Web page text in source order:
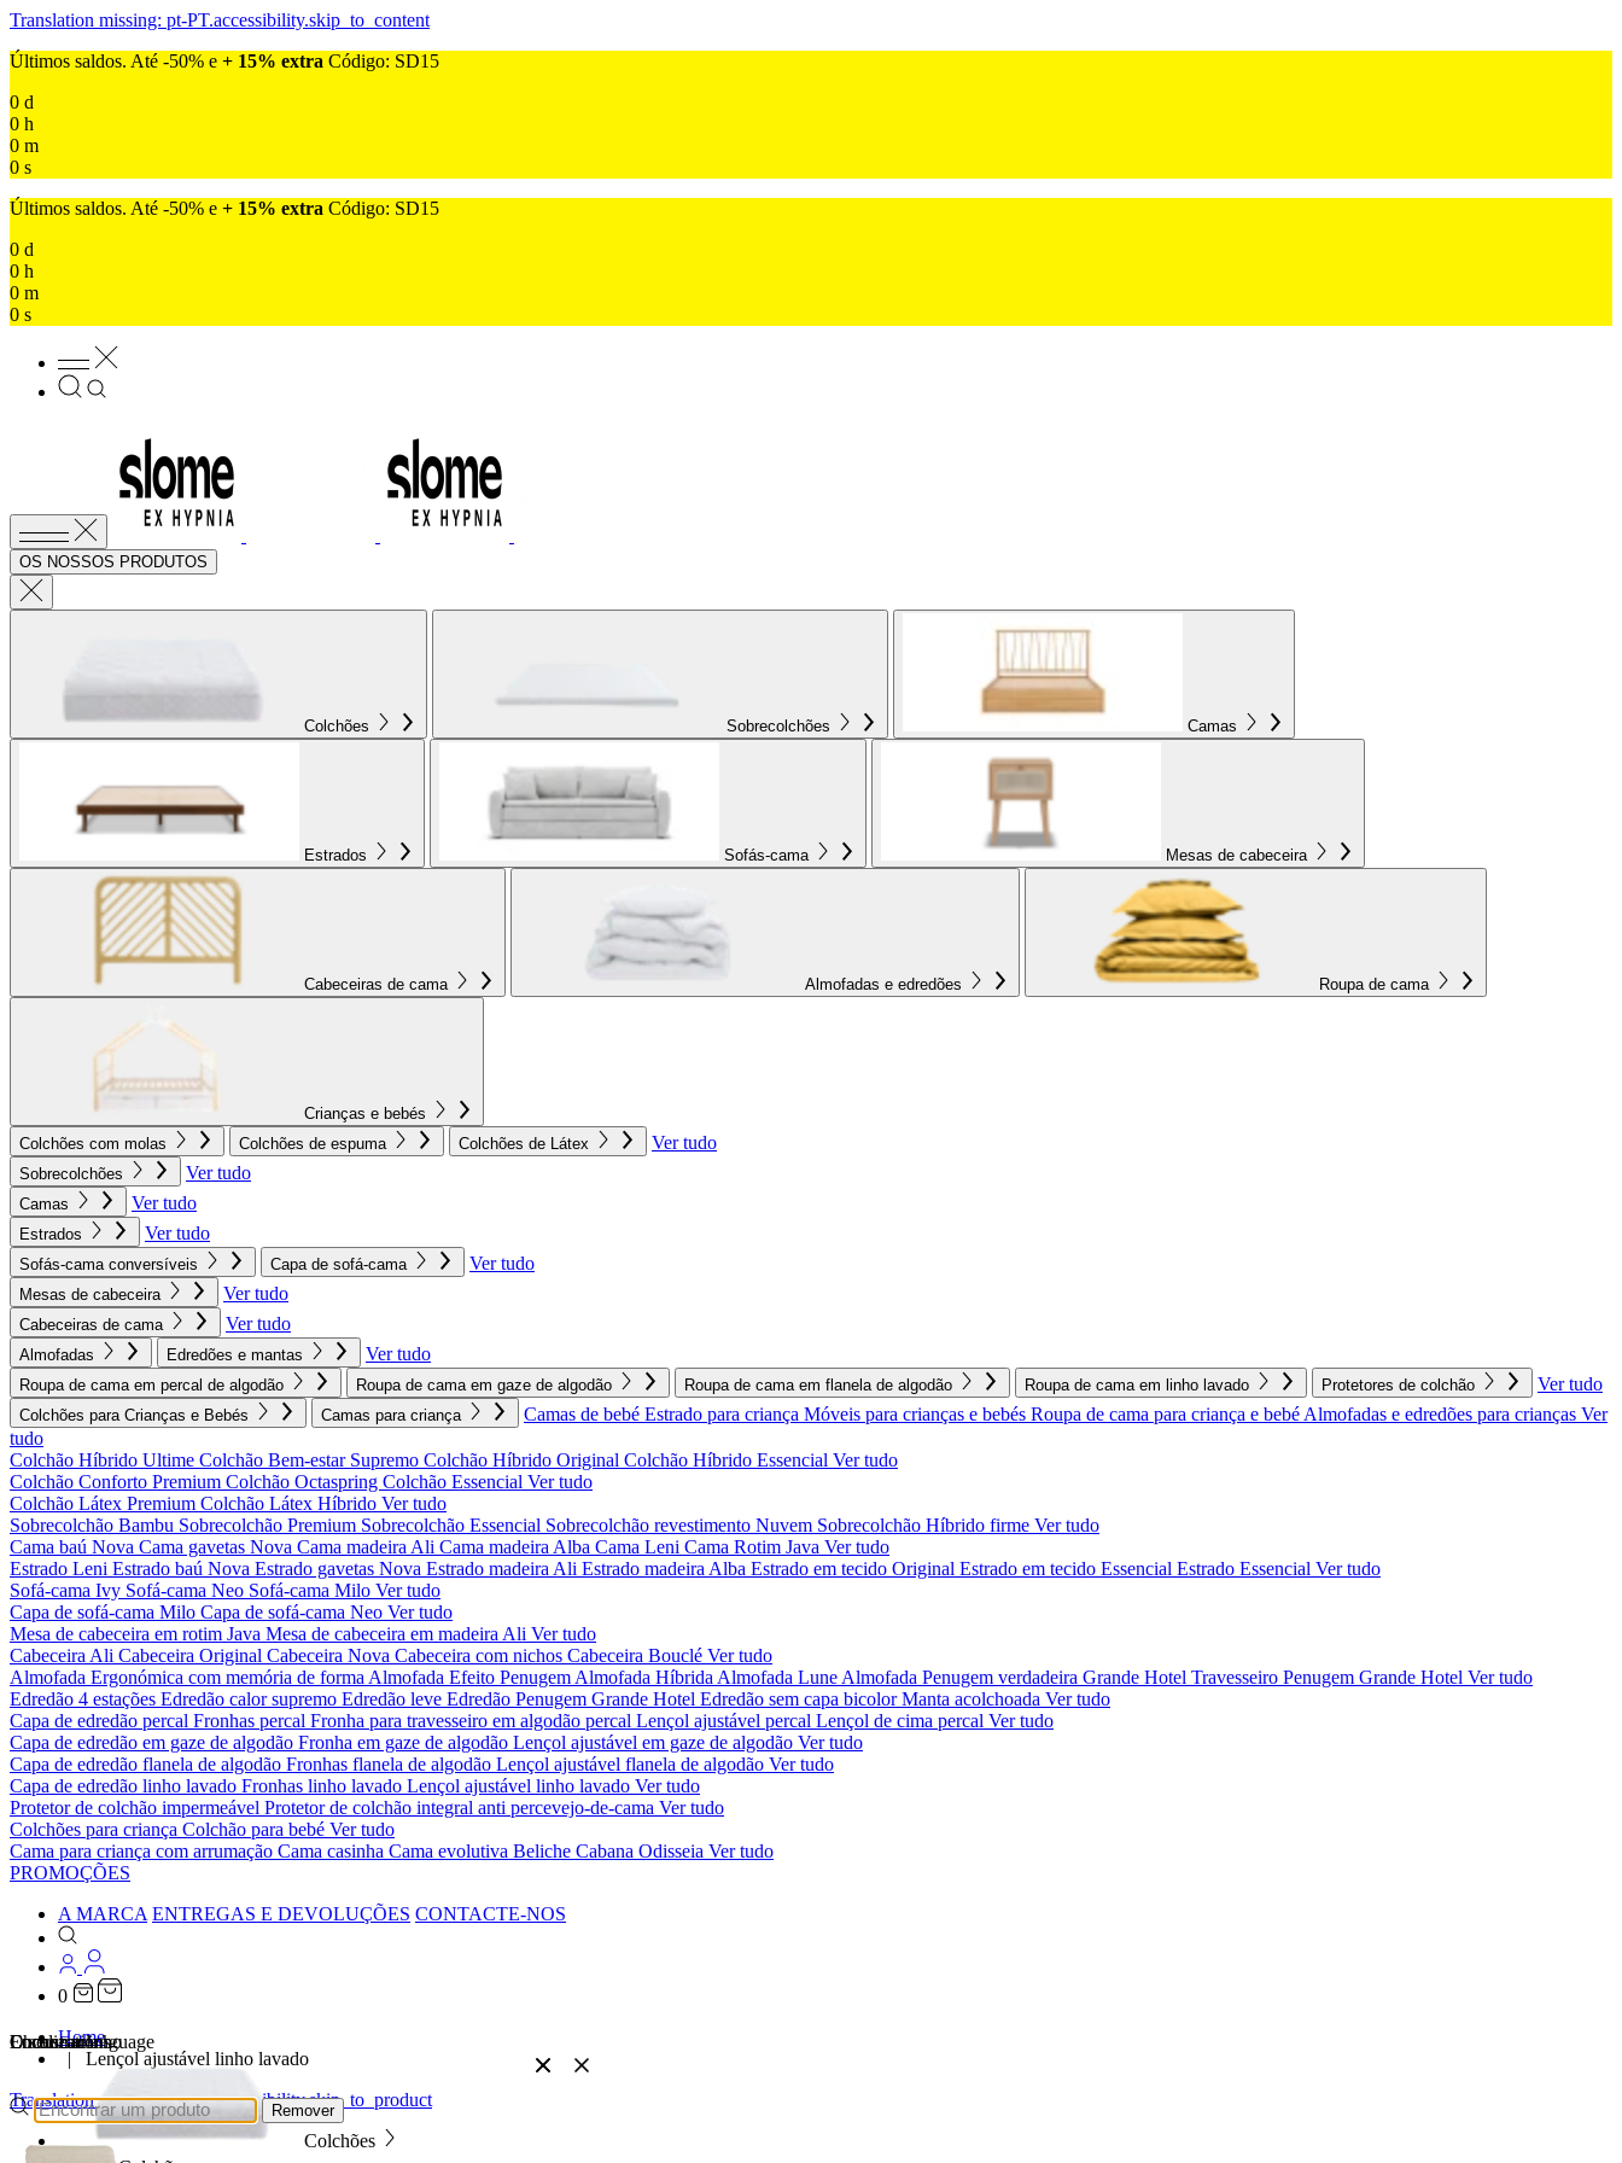
Translation missing: pt-PT.accessibility.skip_to_content
Últimos saldos. Até -50% e + 15% extra Código: SD15
0 d
0 h
0 m
0 s
Últimos saldos. Até -50% e + 15% extra Código: SD15
0 d
0 h
0 m
0 s
OS NOSSOS PRODUTOS
Colchões Sobrecolchões Camas
Estrados Sofás-cama Mesas de cabeceira
Cabeceiras de cama Almofadas e edredões Roupa de cama
Crianças e bebés
Colchões com molas
Colchões de espuma Colchões de Látex Ver tudo
Sobrecolchões Ver tudo
Camas Ver tudo
Estrados Ver tudo
Sofás-cama conversíveis Capa de sofá-cama Ver tudo
Mesas de cabeceira Ver tudo
Cabeceiras de cama Ver tudo
Almofadas Edredões e mantas Ver tudo
Roupa de cama em percal de algodão Roupa de cama em gaze de algodão Roupa de cama em flanela de algodão Roupa de cama em linho lavado Protetores de colchão Ver tudo
Colchões para Crianças e Bebés Camas para criança Camas de bebé Estrado para criança Móveis para crianças e bebés Roupa de cama para criança e bebé Almofadas e edredões para crianças Ver
tudo
Colchão Híbrido Ultime Colchão Bem-estar Supremo Colchão Híbrido Original Colchão Híbrido Essencial Ver tudo
Colchão Conforto Premium Colchão Octaspring Colchão Essencial Ver tudo
Colchão Látex Premium Colchão Látex Híbrido Ver tudo
Sobrecolchão Bambu Sobrecolchão Premium Sobrecolchão Essencial Sobrecolchão revestimento Nuvem Sobrecolchão Híbrido firme Ver tudo
Cama baú Nova Cama gavetas Nova Cama madeira Ali Cama madeira Alba Cama Leni Cama Rotim Java Ver tudo
Estrado Leni Estrado baú Nova Estrado gavetas Nova Estrado madeira Ali Estrado madeira Alba Estrado em tecido Original Estrado em tecido Essencial Estrado Essencial Ver tudo
Sofá-cama Ivy Sofá-cama Neo Sofá-cama Milo Ver tudo
Capa de sofá-cama Milo Capa de sofá-cama Neo Ver tudo
Mesa de cabeceira em rotim Java Mesa de cabeceira em madeira Ali Ver tudo
Cabeceira Ali Cabeceira Original Cabeceira Nova Cabeceira com nichos Cabeceira Bouclé Ver tudo
Almofada Ergonómica com memória de forma Almofada Efeito Penugem Almofada Híbrida Almofada Lune Almofada Penugem verdadeira Grande Hotel Travesseiro Penugem Grande Hotel Ver tudo
Edredão 4 estações Edredão calor supremo Edredão leve Edredão Penugem Grande Hotel Edredão sem capa bicolorManta acolchoada Ver tudo
Capa de edredão percal Fronhas percal Fronha para travesseiro em algodão percal Lençol ajustável percal Lençol de cima percal Ver tudo
Capa de edredão em gaze de algodão Fronha em gaze de algodão Lençol ajustável em gaze de algodão Ver tudo
Capa de edredão flanela de algodão Fronhas flanela de algodão Lençol ajustável flanela de algodão Ver tudo
Capa de edredão linho lavado Fronhas linho lavado Lençol ajustável linho lavado Ver tudo
Protetor de colchão impermeável Protetor de colchão integral anti percevejo-de-cama Ver tudo
Colchões para criança Colchão para bebé Ver tudo
Cama para criança com arrumação Cama casinha Cama evolutiva Beliche Cabana Odisseia Ver tudo
PROMOÇÕES
A MARCA ENTREGAS E DEVOLUÇÕES CONTACTE-NOS
0
Colchões
Localizations
Choose a language
Encontrar
Remover
O seu carrinho
Home
Lençol ajustável linho lavado
Translation missing: pt-PT.accessibility.skip_to_product